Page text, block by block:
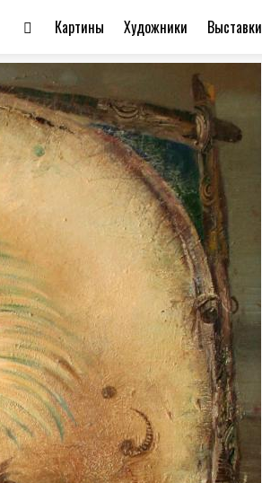
Выставки
Художники
Картины